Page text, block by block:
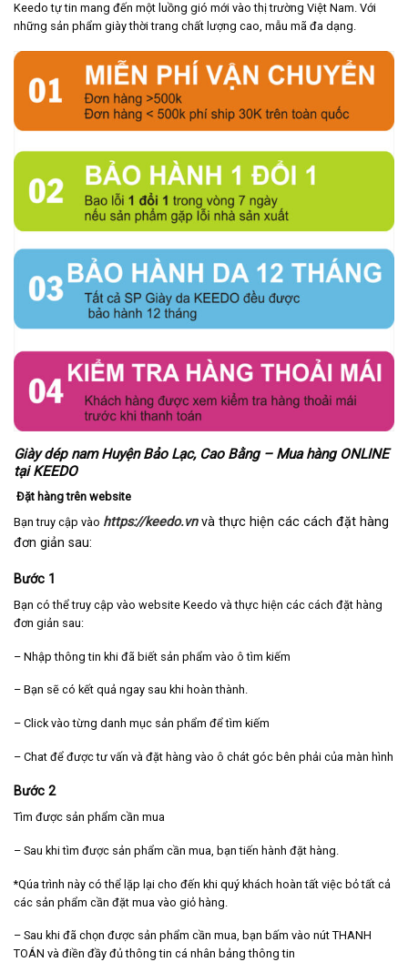
Keedo tự tin mang đến một luồng gió mới vào thị trường Việt Nam. Với
những sản phẩm giày thời trang chất lượng cao, mẫu mã đa dạng.
Giày dép nam Huyện Bảo Lạc, Cao Bằng – Mua hàng ONLINE
tại KEEDO
Đặt hàng trên website
Bạn truy cập vào https://keedo.vnvà thực hiện các cách đặt hàng
đơn giản sau:
Bước 1
Bạn có thể truy cập vào website Keedo và thực hiện các cách đặt hàng
đơn giản sau:
– Nhập thông tin khi đã biết sản phẩm vào ô tìm kiếm
– Bạn sẽ có kết quả ngay sau khi hoàn thành.
– Click vào từng danh mục sản phẩm để tìm kiếm
– Chat để được tư vấn và đặt hàng vào ô chát góc bên phải của màn hình
Bước 2
Tìm được sản phẩm cần mua
– Sau khi tìm được sản phẩm cần mua, bạn tiến hành đặt hàng.
*Qúa trình này có thể lặp lại cho đến khi quý khách hoàn tất việc bỏ tất cả
các sản phẩm cần đặt mua vào giỏ hàng.
– Sau khi đã chọn được sản phẩm cần mua, bạn bấm vào nút THANH
TOÁN và điền đầy đủ thông tin cá nhân bảng thông tin